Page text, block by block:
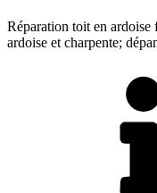
Réparation toit en
ardoise et charpente;